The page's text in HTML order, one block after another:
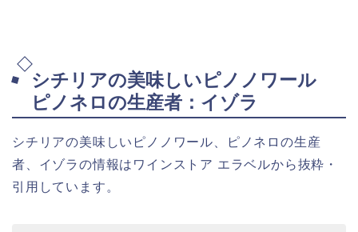
シチリアの美味しいピノノワール
ピノネロの生産者：イゾラ
シチリアの美味しいピノノワール、ピノネロの生産
者、イゾラの情報はワインストア エラベルから抜粋・
引用しています。